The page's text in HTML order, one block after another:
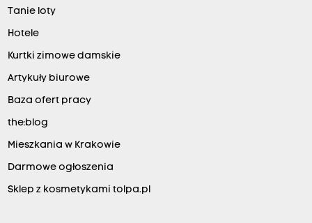
Tanie loty
Hotele
Kurtki zimowe damskie
Artykuły biurowe
Baza ofert pracy
the:blog
Mieszkania w Krakowie
Darmowe ogłoszenia
Sklep z kosmetykami tolpa.pl